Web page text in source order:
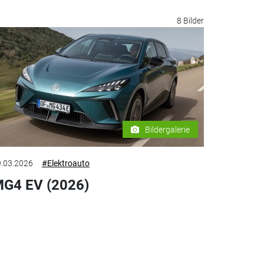
8 Bilder
Bildergalerie
#Elektroauto
EV (2026)